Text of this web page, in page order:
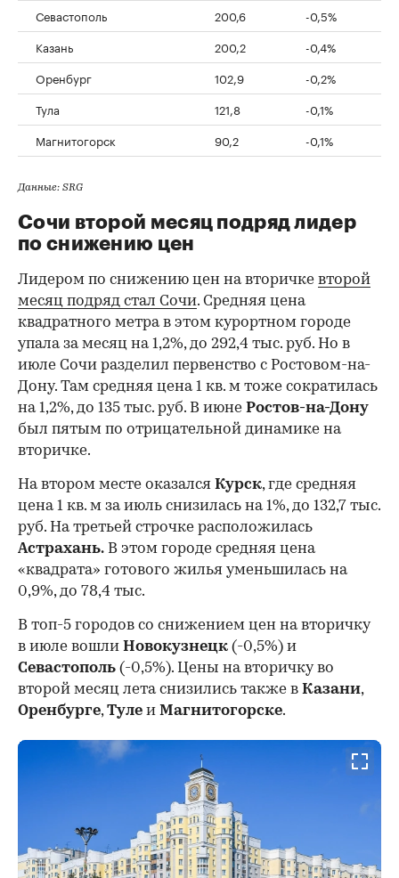
Севастополь
200,6
-0,5%
Казань
200,2
-0,4%
Оренбург
102,9
-0,2%
Тула
121,8
-0,1%
Магнитогорск
90,2 -0,1%
Данные: SRG
Сочи второй месяц подряд лидер
по снижению цен
Лидером по снижению цен на вторичке второй
месяц подряд стал Сочи. Средняя цена
квадратного метра в этом курортном городе
упала за месяц на 1,2%, до 292,4 тыс. руб. Но в
июле Сочи разделил первенство с Ростовом-на-
Дону. Там средняя цена 1 кв. м тоже сократилась
на 1,2%, до 135 тыс. руб. В июне Ростов-на-Дону
был пятым по отрицательной динамике на
вторичке.
На втором месте оказался Курск, где средняя
цена 1 кв. м за июль снизилась на 1%, до 132,7 тыс.
руб. На третьей строчке расположилась
Астрахань. В этом городе средняя цена
«квадрата» готового жилья уменьшилась на
0,9%, до 78,4 тыс.
В топ-5 городов со снижением цен на вторичку
в июле вошли Новокузнецк (-0,5%) и
Севастополь (-0,5%). Цены на вторичку во
второй месяц лета снизились также в Казани,
Оренбурге,Туле и Магнитогорске.